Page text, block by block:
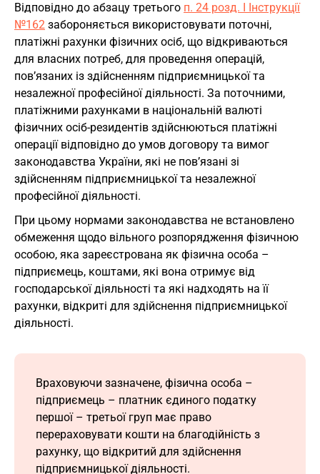
Відповідно до абзацу третього п. 24 розд. І Інструкції
№162 забороняється використовувати поточні,
платіжні рахунки фізичних осіб, що відкриваються
для власних потреб, для проведення операцій,
пов’язаних із здійсненням підприємницької та
незалежної професійної діяльності. За поточними,
платіжними рахунками в національній валюті
фізичних осіб-резидентів здійснюються платіжні
операції відповідно до умов договору та вимог
законодавства України, які не пов’язані зі
здійсненням підприємницької та незалежної
професійної діяльності.
При цьому нормами законодавства не встановлено
обмеження щодо вільного розпорядження фізичною
особою, яка зареєстрована як фізична особа –
підприємець, коштами, які вона отримує від
господарської діяльності та які надходять на її
рахунки, відкриті для здійснення підприємницької
діяльності.
Враховуючи зазначене, фізична особа –
підприємець – платник єдиного податку
першої – третьої груп має право
перераховувати кошти на благодійність з
рахунку, що відкритий для здійснення
підприємницької діяльності.